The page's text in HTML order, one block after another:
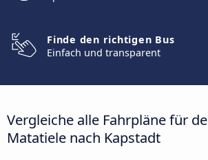
Finde den richtigen Bus
Einfach und transparent
Vergleiche alle Fahrpläne für
Matatiele nach Kapstadt